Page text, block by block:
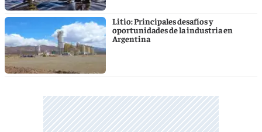
Litio: Principales desafíos y
oportunidades de la industria en
Argentina